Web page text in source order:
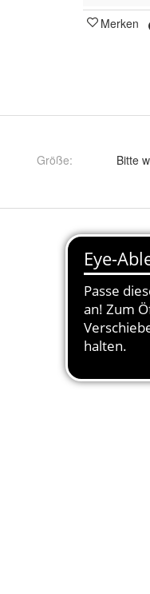
Merken
Größe: